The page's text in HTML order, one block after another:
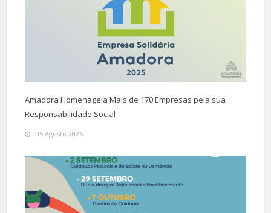
Amadora Homenageia Mais de 170 Empresas pela sua
Responsabilidade Social
05 Agosto 2026